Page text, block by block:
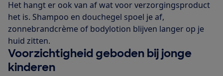
Het hangt er ook van af wat voor verzorgingsproduct
het is. Shampoo en douchegel spoel je af,
zonnebrandcrème of bodylotion blijven langer op je
huid zitten.
Voorzichtigheid geboden bij jonge
kinderen